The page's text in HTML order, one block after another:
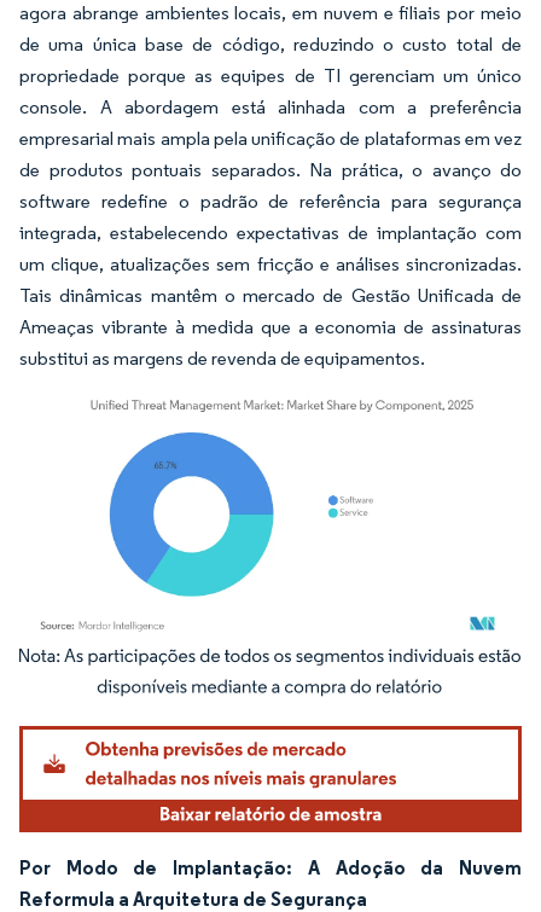
agora abrange ambientes locais, em nuvem e filiais por meio
de uma única base de código, reduzindo o custo total de
propriedade porque as equipes de TI gerenciam um único
console. A abordagem está alinhada com a preferência
empresarial mais ampla pela unificação de plataformas em vez
de produtos pontuais separados. Na prática, o avanço do
software redefine o padrão de referência para segurança
integrada, estabelecendo expectativas de implantação com
um clique, atualizações sem fricção e análises sincronizadas.
Tais dinâmicas mantêm o mercado de Gestão Unificada de
Ameaças vibrante à medida que a economia de assinaturas
substitui as margens de revenda de equipamentos.
Imagem © Mordor Intelligence. O reuso requer atribuição conforme CC BY 4.0.
Por Modo de Implantação: A Adoção da Nuvem
Reformula a Arquitetura de Segurança